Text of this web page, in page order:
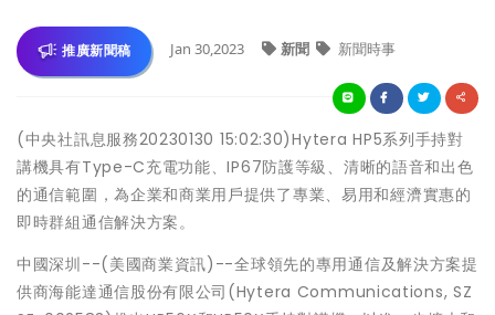
推廣新聞稿 Jan 30,2023 新聞 新聞時事
(中央社訊息服務20230130 15:02:30)Hytera HP5系列手持對
講機具有Type-C充電功能、IP67防護等級、清晰的語音和出色
的通信範圍，為企業和商業用戶提供了專業、易用和經濟實惠的
即時群組通信解決方案。
中國深圳--(美國商業資訊)--全球領先的專用通信及解決方案提
供商海能達通信股份有限公司(Hytera Communications, SZ